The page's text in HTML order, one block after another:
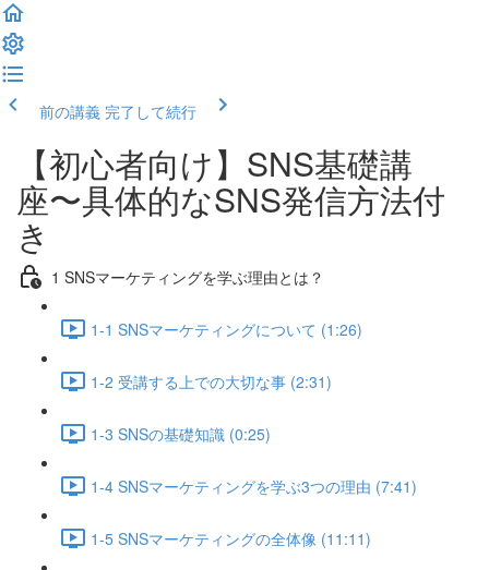
前の講義 完了して続行
【初心者向け】SNS基礎講
座〜具体的なSNS発信方法付
き
1 SNSマーケティングを学ぶ理由とは？
1-1 SNSマーケティングについて (1:26)
1-2 受講する上での大切な事 (2:31)
1-3 SNSの基礎知識 (0:25)
1-4 SNSマーケティングを学ぶ3つの理由 (7:41)
1-5 SNSマーケティングの全体像 (11:11)